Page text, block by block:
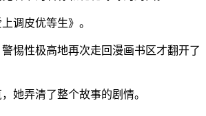
调皮优等生》。
惕性极高地再次走回漫画书区才翻开了
她弄清了整个故事的剧情。